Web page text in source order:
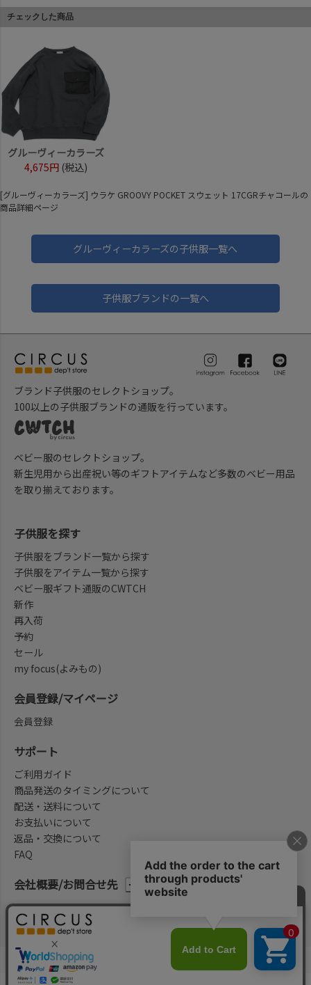
チェックした商品
グルーヴィーカラーズ
4,675円 (税込)
[グルーヴィーカラーズ] ウラケ GROOVY POCKET スウェット 17CGRチャコールの
商品詳細ページ
グルーヴィーカラーズの子供服一覧へ
子供服ブランドの一覧へ
ブランド子供服のセレクトショップ。
100以上の子供服ブランドの通販を行っています。
ベビー服のセレクトショップ。
新生児用から出産祝い等のギフトアイテムなど多数のベビー用品
を取り揃えております。
会社概要/お問合せ先
子供服を探す
子供服をブランド一覧から探す
子供服をアイテム一覧から探す
ベビー服ギフト通販のCWTCH
新作
再入荷
予約
セール
my focus(よみもの)
会員登録/マイページ
会員登録
サポート
ご利用ガイド
商品発送のタイミングについて
配送・送料について
お支払いについて
返品・交換について
FAQ
法律に基づく表示 プライバシーポリシー
©2004-2026 子供服・キッズ服の通販Circus All Rights reserved.